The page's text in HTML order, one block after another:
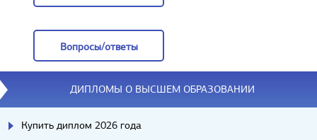
Вопросы/ответы
Вопросы/ответы
ДИПЛОМЫ О ВЫСШЕМ ОБРАЗОВАНИИ
Купить диплом 2026 года